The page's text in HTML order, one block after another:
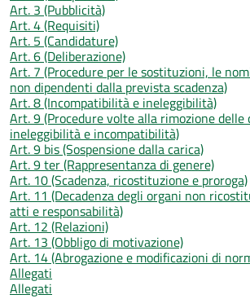
Art. 3 (Pubblicità)
Art. 4 (Requisiti)
Art. 5 (Candidature)
Art. 6 (Deliberazione)
Art. 7 (Procedure per le sostituzioni, le
non dipendenti dalla prevista scadenza)
Art. 8 (Incompatibilità e ineleggibilità)
Art. 9 (Procedure volte alla rimozione delle
ineleggibilità e incompatibilità)
Art. 9 bis (Sospensione dalla carica)
Art. 9 ter (Rappresentanza di genere)
Art. 10 (Scadenza, ricostituzione e proroga)
Art. 11 (Decadenza degli organi non
atti e responsabilità)
Art. 12 (Relazioni)
Art. 13 (Obbligo di motivazione)
Art. 14 (Abrogazione e modificazioni di
Allegati
Allegati